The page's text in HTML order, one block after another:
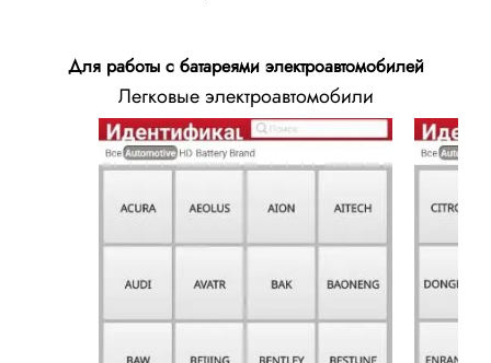
Для работы с батареями электроавтомобилей
Легковые электроавтомобили